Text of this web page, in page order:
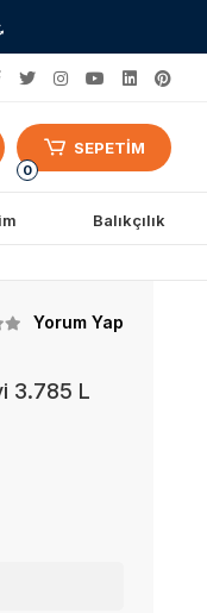
0
SEPETİM
Balıkçılık
Yorum Yap
3.785 L